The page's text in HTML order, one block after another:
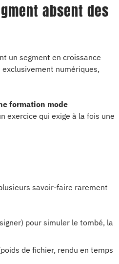
absent des
un segment en croissance
numériques,
formation mode
exercice qui exige à la fois une
savoir-faire rarement
pour simuler le tombé, la
de fichier, rendu en temps